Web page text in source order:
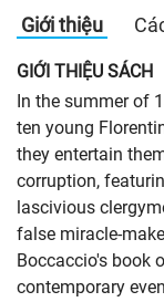
Giới thiệu
GIỚI THIỆU SÁCH
In the summer of
ten young
they entertain
corruption,
lascivious
false miracle-
Boccaccio's book
contemporary